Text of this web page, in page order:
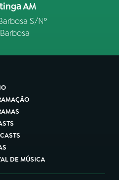
AM
S/Nº
DE MÚSICA